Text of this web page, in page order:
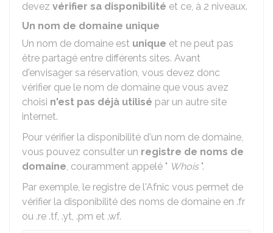
devez vérifier sa disponibilité et ce, à 2 niveaux.
Un nom de domaine unique
Un nom de domaine est unique et ne peut pas
être partagé entre différents sites. Avant
d'envisager sa réservation, vous devez donc
vérifier que le nom de domaine que vous avez
choisi n'est pas déjà utilisé par un autre site
internet.
Pour vérifier la disponibilité d'un nom de domaine,
vous pouvez consulter un registre de noms de
domaine, couramment appelé " Whois".
Par exemple, le registre de l'Afnic vous permet de
vérifier la disponibilité des noms de domaine en .fr
ou .re .tf, .yt, .pm et .wf.